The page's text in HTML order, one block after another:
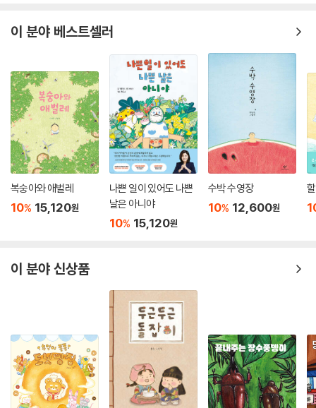
이 분야 베스트셀러
복숭아와 애벌레
10% 15,120원
나쁜 일이 있어도 나쁜
날은 아니야
10% 15,120원
수박 수영장
10% 12,600원
이 분야 신상품